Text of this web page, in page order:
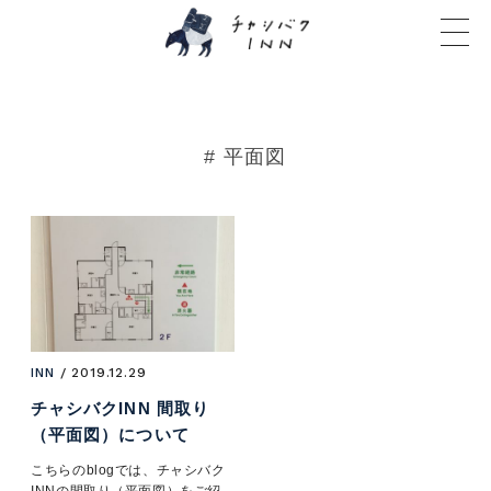
# 平面図
INN / 2019.12.29
チャシバクINN 間取り
（平面図）について
こちらのblogでは、チャシバク